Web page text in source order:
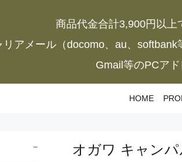
商品代金合計3,900円以上
リアメール（docomo、au、
Gmail等のPCア
HOME
オガワ キャンパ